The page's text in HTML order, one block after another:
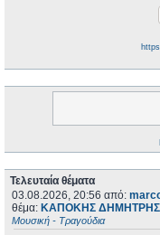
Τελευταία θέματα
03.08.2026, 20:56 από:
θέμα: ΚΑΠΟΚΗΣ ΔΗΜΗΤΡΗΣ
Μουσική - Τραγούδια